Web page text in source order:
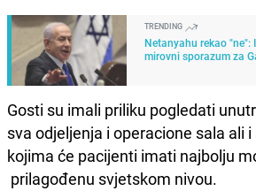
TRENDING
Netanyahu rekao "ne":
mirovni sporazum za
Gosti su imali priliku pogledati
sva odjeljenja i operacione sala ali
kojima će pacijenti imati najbolju
prilagođenu svjetskom nivou.